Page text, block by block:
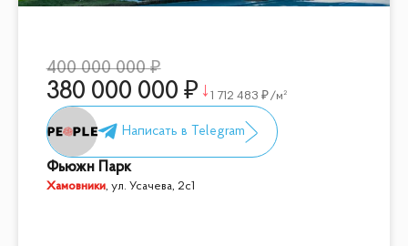
400 000 000
380 000 000 1 712 483 /м²
Фьюжн Парк
Хамовники, ул. Усачева, 2с1